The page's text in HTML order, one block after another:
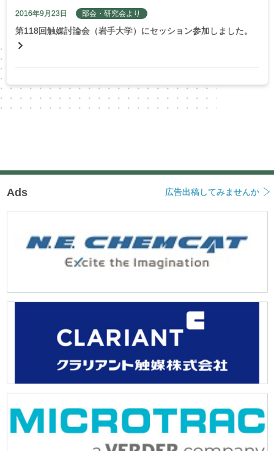
2016年9月23日 部会・研究会より
第118回触媒討論会（岩手大学）にセッション参加しました。
Ads 広告出稿してみませんか